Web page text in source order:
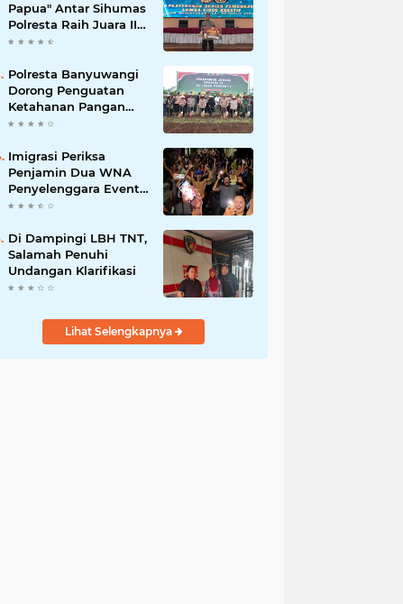
Papua" Antar Sihumas
Polresta Raih Juara II
Lomba Video Kreatif
80
Polresta Banyuwangi
Dorong Penguatan
Ketahanan Pangan
Lewat Penanaman
2025
Imigrasi Periksa
Penjamin Dua WNA
Penyelenggara Event
Bali Silent Disco
Di Dampingi LBH TNT,
Salamah Penuhi
Undangan Klarifikasi
Lihat Selengkapnya